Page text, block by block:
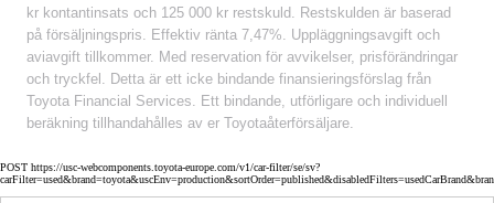
kr kontantinsats och 125 000 kr restskuld. Restskulden är baserad
på försäljningspris. Effektiv ränta 7,47%. Uppläggningsavgift och
aviavgift tillkommer. Med reservation för avvikelser, prisförändringar
och tryckfel. Detta är ett icke bindande finansieringsförslag från
Toyota Financial Services. Ett bindande, utförligare och individuell
beräkning tillhandahålles av er Toyotaåterförsäljare.
POST https://usc-webcomponents.toyota-europe.com/v1/car-filter/se/sv?